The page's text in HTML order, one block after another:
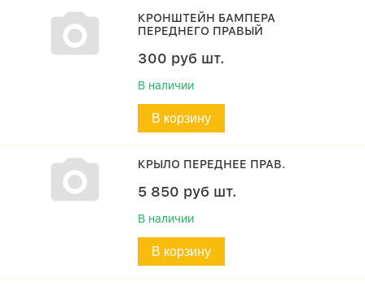
КРОНШТЕЙН БАМПЕРА
ПЕРЕДНЕГО ПРАВЫЙ
300 руб шт.
В наличии
В корзину
КРЫЛО ПЕРЕДНЕЕ ПРАВ.
5 850 руб шт.
В наличии
В корзину